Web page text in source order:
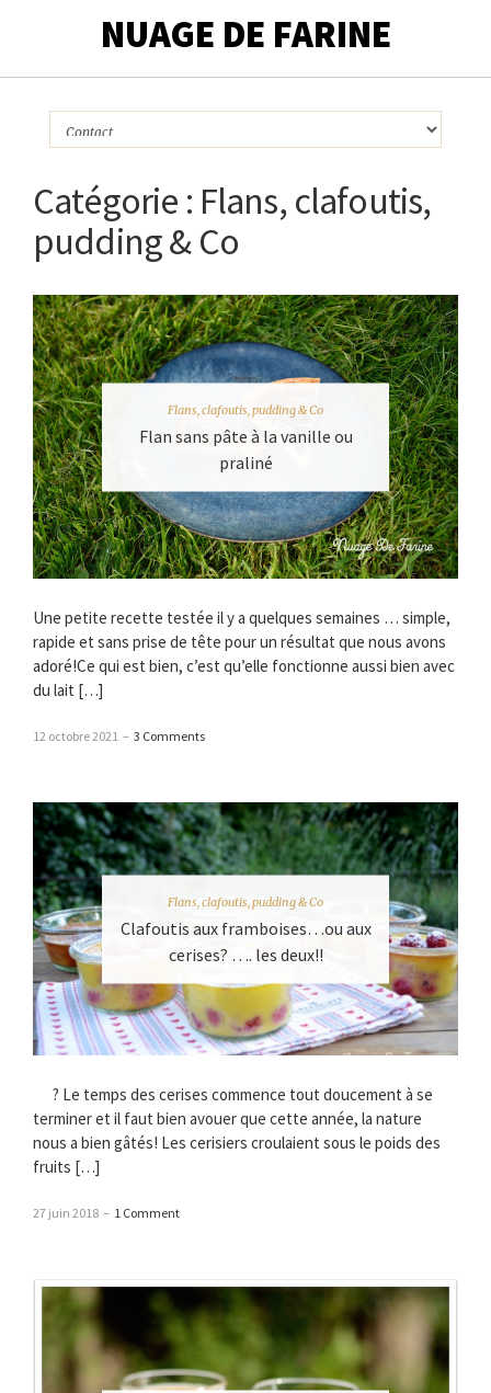
NUAGE DE FARINE
Catégorie : Flans, clafoutis,
pudding & Co
Flans, clafoutis, pudding & Co
Flan sans pâte à la vanille ou
praliné
Une petite recette testée il y a quelques semaines … simple,
rapide et sans prise de tête pour un résultat que nous avons
adoré!Ce qui est bien, c’est qu’elle fonctionne aussi bien avec
du lait […]
12 octobre 2021 – 3 Comments
Flans, clafoutis, pudding & Co
Clafoutis aux framboises…ou aux
cerises? …. les deux!!
? Le temps des cerises commence tout doucement à se
terminer et il faut bien avouer que cette année, la nature
nous a bien gâtés! Les cerisiers croulaient sous le poids des
fruits […]
27 juin 2018 – 1 Comment